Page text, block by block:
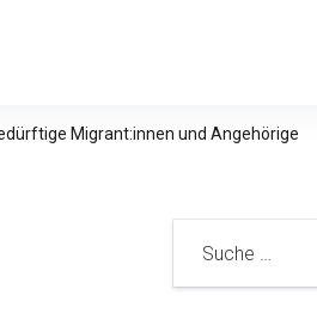
Migrant:innen und Angehörige